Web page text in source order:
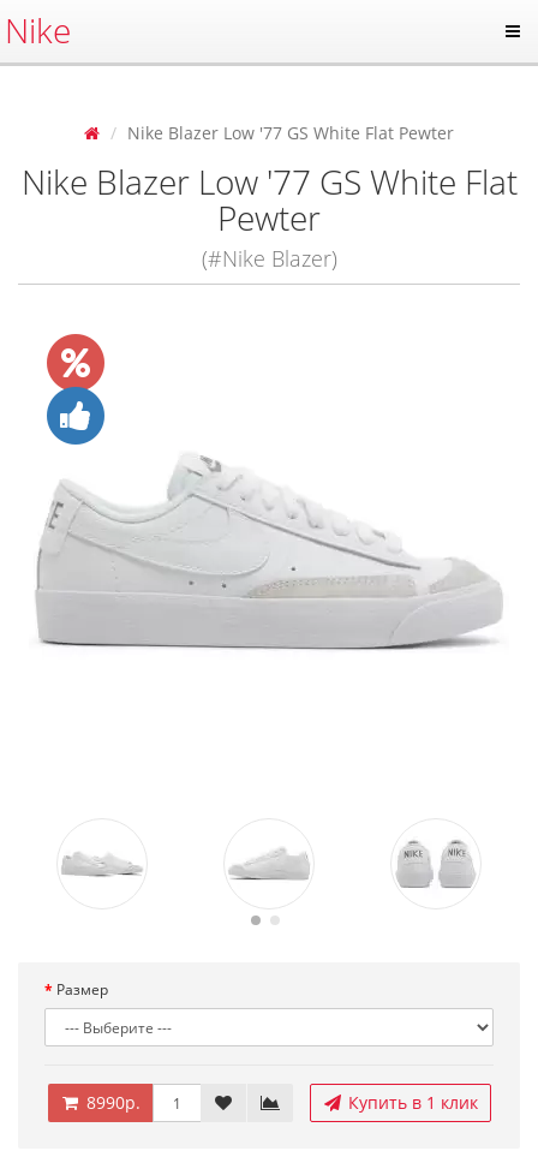
Nike
Nike Blazer Low '77 GS White Flat Pewter
Nike Blazer Low '77 GS White Flat
Pewter
(#Nike Blazer)
Размер
8990р. Купить в 1 клик